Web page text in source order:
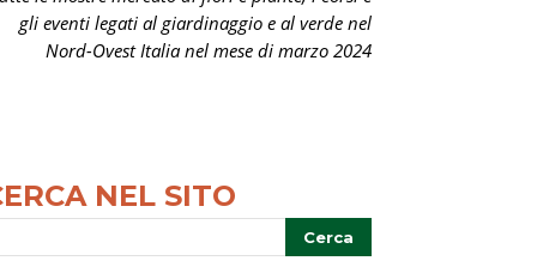
gli eventi legati al giardinaggio e al verde nel
Nord-Ovest Italia nel mese di marzo 2024
NEL SITO